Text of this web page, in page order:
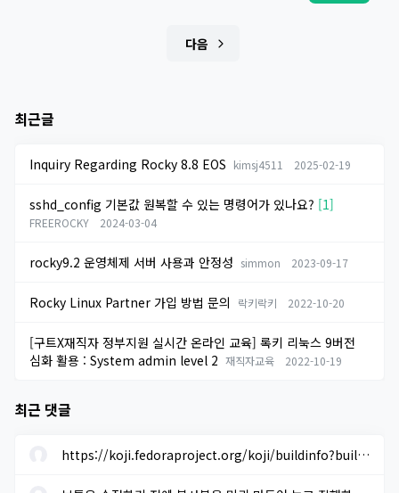
다음
최근글
Inquiry Regarding Rocky 8.8 EOS kimsj4511 2025-02-19
sshd_config 기본값 원복할 수 있는 명령어가 있나요? [1]
FREEROCKY 2024-03-04
rocky9.2 운영체제 서버 사용과 안정성 simmon 2023-09-17
Rocky Linux Partner 가입 방법 문의 락키락키 2022-10-20
[구트X재직자 정부지원 실시간 온라인 교육] 록키 리눅스 9버전
심화 활용 : System admin level 2 재직자교육 2022-10-19
최근 댓글
https://koji.fedoraproject.org/koji/buildinfo?buildID=1633205 에...